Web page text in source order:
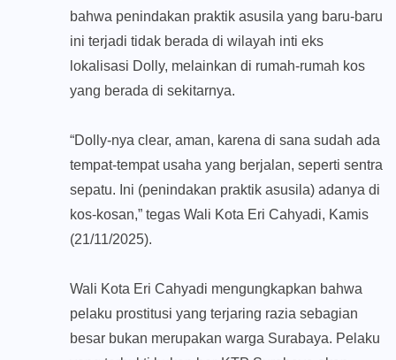
bahwa penindakan praktik asusila yang baru-baru
ini terjadi tidak berada di wilayah inti eks
lokalisasi Dolly, melainkan di rumah-rumah kos
yang berada di sekitarnya.
“Dolly-nya clear, aman, karena di sana sudah ada
tempat-tempat usaha yang berjalan, seperti sentra
sepatu. Ini (penindakan praktik asusila) adanya di
kos-kosan,” tegas Wali Kota Eri Cahyadi, Kamis
(21/11/2025).
Wali Kota Eri Cahyadi mengungkapkan bahwa
pelaku prostitusi yang terjaring razia sebagian
besar bukan merupakan warga Surabaya. Pelaku